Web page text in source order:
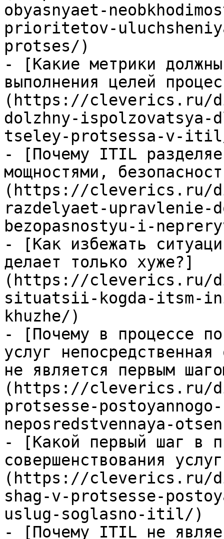
obyasnyaet-
prioritetov-
protses/)
- [Какие метрики
выполнения целей
(https://cleverics.ru/
dolzhny-ispolzovatsya-
tseley-protsessa-v-
- [Почему ITIL
мощностями,
(https://cleverics.ru/
razdelyaet-upravlenie-
bezopasnostyu-i-
- [Как избежать
делает только хуже?]
(https://cleverics.ru/
situatsii-kogda-itsm-
khuzhe/)
- [Почему в процессе
услуг
не является первым
(https://cleverics.ru/
protsesse-
neposredstvennaya-
- [Какой первый шаг в
совершенствования
(https://cleverics.ru/
shag-v-protsesse-
uslug-soglasno-itil/)
- [Почему ITIL не